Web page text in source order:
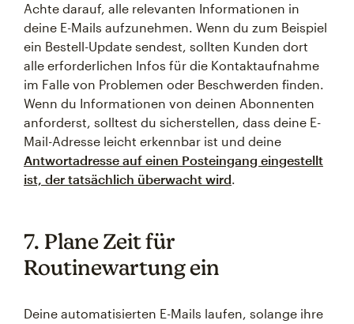
Achte darauf, alle relevanten Informationen in
deine E-Mails aufzunehmen. Wenn du zum Beispiel
ein Bestell-Update sendest, sollten Kunden dort
alle erforderlichen Infos für die Kontaktaufnahme
im Falle von Problemen oder Beschwerden finden.
Wenn du Informationen von deinen Abonnenten
anforderst, solltest du sicherstellen, dass deine E-
Mail-Adresse leicht erkennbar ist und deine
Antwortadresse auf einen Posteingang eingestellt
ist, der tatsächlich überwacht wird.
7. Plane Zeit für
Routinewartung ein
Deine automatisierten E-Mails laufen, solange ihre